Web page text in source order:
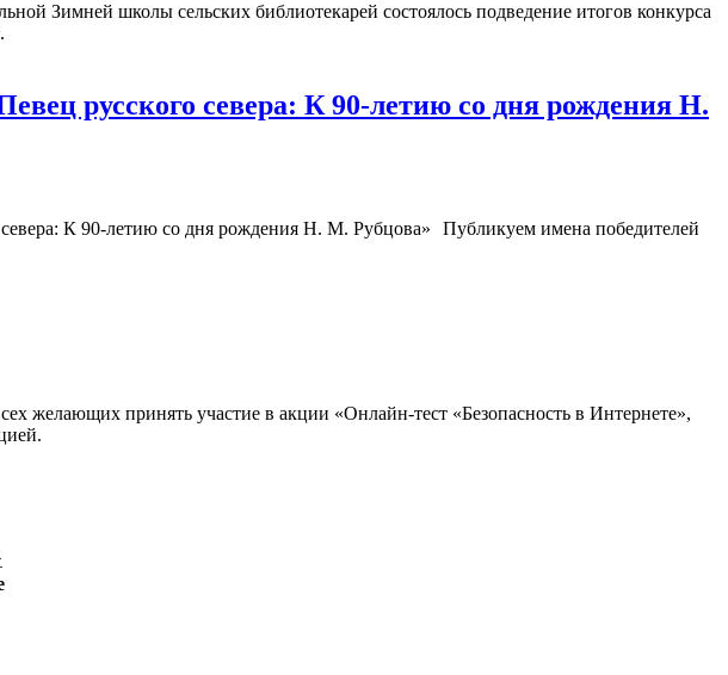
Зимней школы сельских библиотекарей состоялось подведение итогов конкурса
русского севера: К 90-летию со дня рождения Н.
Публикуем имена победителей
желающих принять участие в акции «Онлайн-тест «Безопасность в Интернете»,